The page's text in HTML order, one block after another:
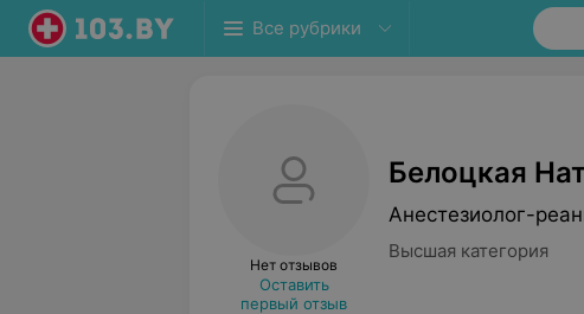
Все рубрики
Нет отзывов
Оставить
первый отзыв
Белоцкая
Анестезиолог-
Высшая категория